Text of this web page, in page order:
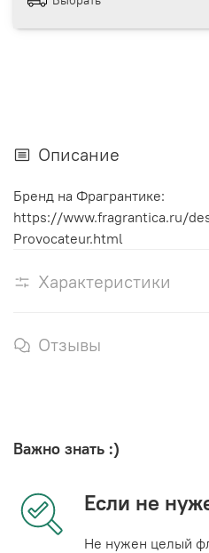
Описание
Бренд на Фрагрантике:
https://www.fragrantica.ru/
Provocateur.html
Характеристики
Отзывы
Важно знать :)
Если не
Не нужен целый